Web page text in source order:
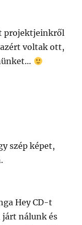
projektjeinkről
voltak ott,
szép képet,
Hey CD-t
járt nálunk és